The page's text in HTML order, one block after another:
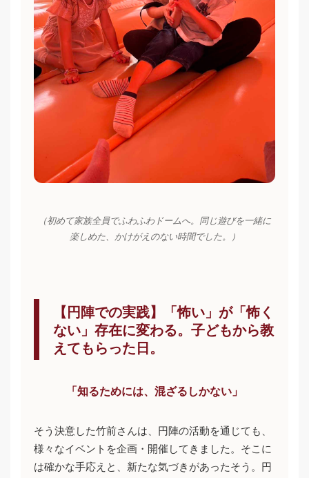
（初めて家族全員でふわふわドームへ。同じ遊びを一緒に
楽しめた、かけがえのない時間でした。）
【円陣での実践】「怖い」が「怖く
ない」存在に変わる。子どもから教
えてもらった日。
「知るためには、混ざるしかない」
そう決意した竹前さんは、円陣の活動を通じても、
様々なイベントを企画・開催してきました。そこに
は確かな手応えと、新たな気づきがあったそう。円